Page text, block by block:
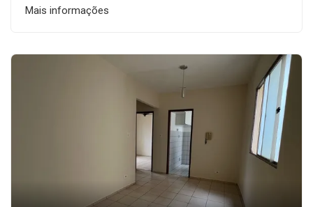
Mais informações